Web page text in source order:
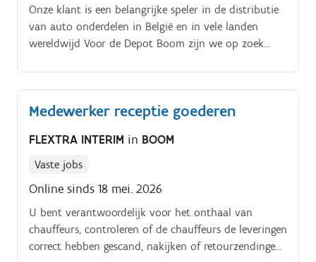
Onze klant is een belangrijke speler in de distributie
van auto onderdelen in België en in vele landen
wereldwijd Voor de Depot Boom zijn we op zoek
Medewerker receptie goederen
FLEXTRA INTERIM in BOOM
Vaste jobs
Online sinds 18 mei. 2026
U bent verantwoordelijk voor het onthaal van
chauffeurs, controleren of de chauffeurs de leveringen
correct hebben gescand, nakijken of retourzendingen